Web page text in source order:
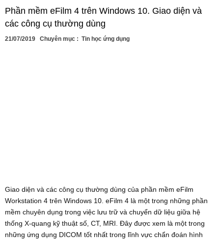
Phần mềm eFilm 4 trên Windows 10. Giao diện và
các công cụ thường dùng
21/07/2019 Chuyên mục : Tin học ứng dụng
Giao diện và các công cụ thường dùng của phần mềm eFilm
Workstation 4 trên Windows 10. eFilm 4 là một trong những phần
mềm chuyên dụng trong việc lưu trữ và chuyển dữ liệu giữa hệ
thống X-quang kỹ thuật số, CT, MRI. Đây được xem là một trong
những ứng dụng DICOM tốt nhất trong lĩnh vực chẩn đoán hình